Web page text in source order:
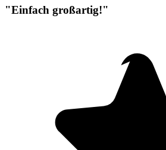
"Einfach großartig!"